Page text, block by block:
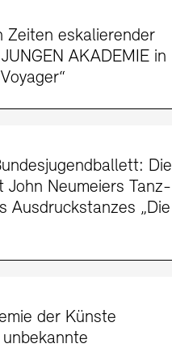
Zeiten eskalierender
AKADEMIE in
Die
John Neumeiers Tanz-
Ausdruckstanzes „Die
der Künste